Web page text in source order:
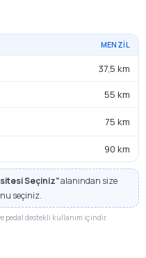
MENZIL
37,5 km
55 km
75 km
90 km
Seçiniz”alanından size
seçiniz.
pedal destekli kullanım içindir.